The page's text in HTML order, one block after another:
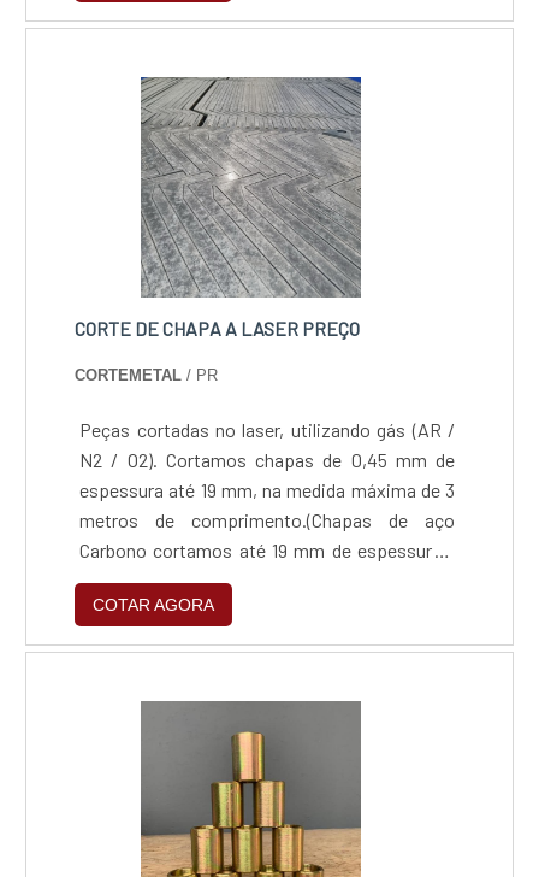
garantindo que sua indústria opere com o que
metais.
CORTE DE CHAPA A LASER PREÇO
CORTEMETAL / PR
Peças cortadas no laser, utilizando gás (AR /
N2 / O2). Cortamos chapas de 0,45 mm de
espessura até 19 mm, na medida máxima de 3
metros de comprimento.(Chapas de aço
Carbono cortamos até 19 mm de espessura /
Chapas de Inox 304 Comum Cortamos até 9,5
mm de espessura / Chapas de Inox 304
Escovado Cortamos até 3,00 mm de
Cortamos até 2,5 mm de espessura / Chapas
de Inox 430 Escovado Cortamos até 2,00 mm
de espessura / Chapas de Alumínio Cortamos
até 5 mm de espessura)
COTAR AGORA